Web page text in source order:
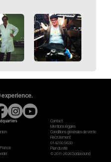
experience.
Contact
Mentions légales
Conditions générales de vente
Recrutement
01.42.50.56.33
Plan du site
© 2011-2026 Sodasound